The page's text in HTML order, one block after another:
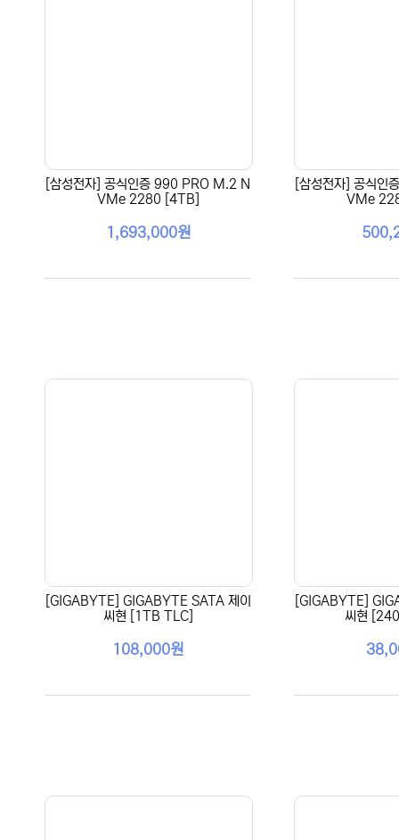
[삼성전자] 공식인증 990 PRO M.2 N
VMe 2280 [4TB]
1,693,000원
[삼성전자] 공식
VMe
[GIGABYTE] GIGABYTE SATA 제이
씨현 [1TB TLC]
108,000원
[GIGABYTE]
씨현